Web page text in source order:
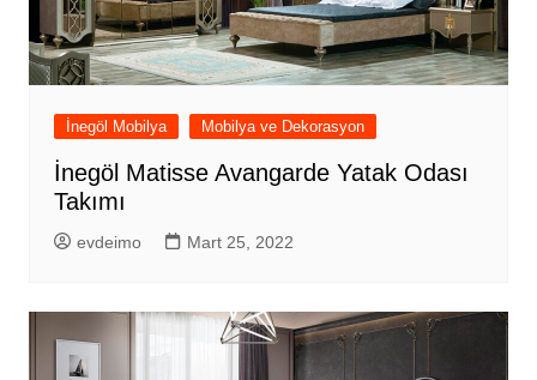
İnegöl Mobilya Mobilya ve Dekorasyon
İnegöl Matisse Avangarde Yatak Odası
Takımı
evdeimo Mart 25, 2022